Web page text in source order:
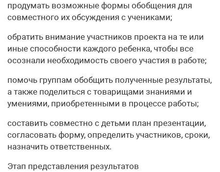
продумать возможные формы обобщения для
совместного их обсуждения с учениками;
обратить внимание участников проекта на те или
иные способности каждого ребенка, чтобы все
осознали необходимость своего участия в работе;
помочь группам обобщить полученные результаты,
а также поделиться с товарищами знаниями и
умениями, приобретенными в процессе работы;
составить совместно с детьми план презентации,
согласовать форму, определить участников, сроки,
назначить ответственных.
Этап представления результатов